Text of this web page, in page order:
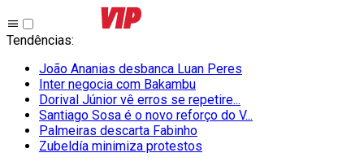
Tendências:
João Ananias desbanca Luan Peres
Inter negocia com Bakambu
Dorival Júnior vê erros se repetire...
Santiago Sosa é o novo reforço do V...
Palmeiras descarta Fabinho
Zubeldía minimiza protestos